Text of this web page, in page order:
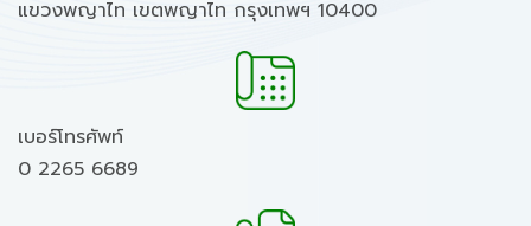
แขวงพญาไท เขตพญาไท กรุงเทพฯ 10400
เบอร์โทรศัพท์
0 2265 6689